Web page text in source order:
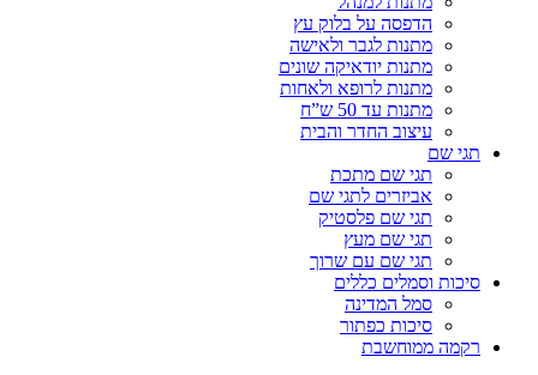
הדפסה על בלוק עץ
מתנות לגבר ולאישה
מתנות יודאיקה שונים
מתנות לרופא ולאחות
מתנות עד 50 ש”ח
עיצוב החדר והבית
תגי שם
תגי שם מתכת
אביזרים לתגי שם
תגי שם פלסטיק
תגי שם מעץ
תגי שם עם שרוך
סיכות וסמלים כללים
סמל המדינה
סיכות כפתור
רקמה ממוחשבת